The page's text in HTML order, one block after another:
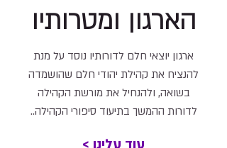
הארגון ומטרותיו
ארגון יוצאי חלם לדורותיו נוסד על מנת
להנציח את קהילת יהודי חלם שהושמדה
בשואה, ולהנחיל את מורשת הקהילה
לדורות ההמשך בתיעוד סיפורי הקהילה..